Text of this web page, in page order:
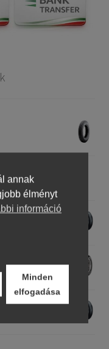
hátsó)
(első/hátsó)
annak
élményt
információ
Minden
elfogadása